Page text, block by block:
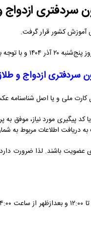
سردفتری ازدواج و
ازدواج و طلاق سال ۱۴۰۴
ملی و یا اصل شناسنامه
کد پیگیری مورد نیاز،
اطلاعات مربوط به
باشند. لذا ضرورت